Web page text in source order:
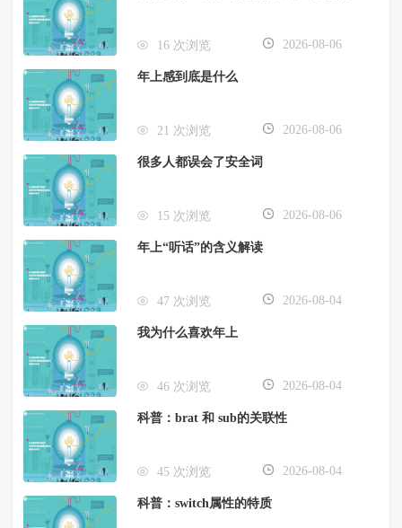
16 次浏览 2026-08-06
年上感到底是什么
21 次浏览 2026-08-06
很多人都误会了安全词
15 次浏览 2026-08-06
年上“听话”的含义解读
47 次浏览 2026-08-04
我为什么喜欢年上
46 次浏览 2026-08-04
科普：brat 和 sub的关联性
45 次浏览 2026-08-04
科普：switch属性的特质